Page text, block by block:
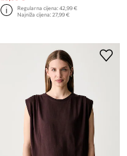
Regularna cijena:42,99 €
Najniža cijena:27,99 €